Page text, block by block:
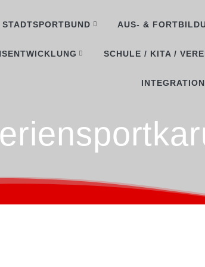
STADTSPORTBUND AUS- &
SCHULE / KITA /